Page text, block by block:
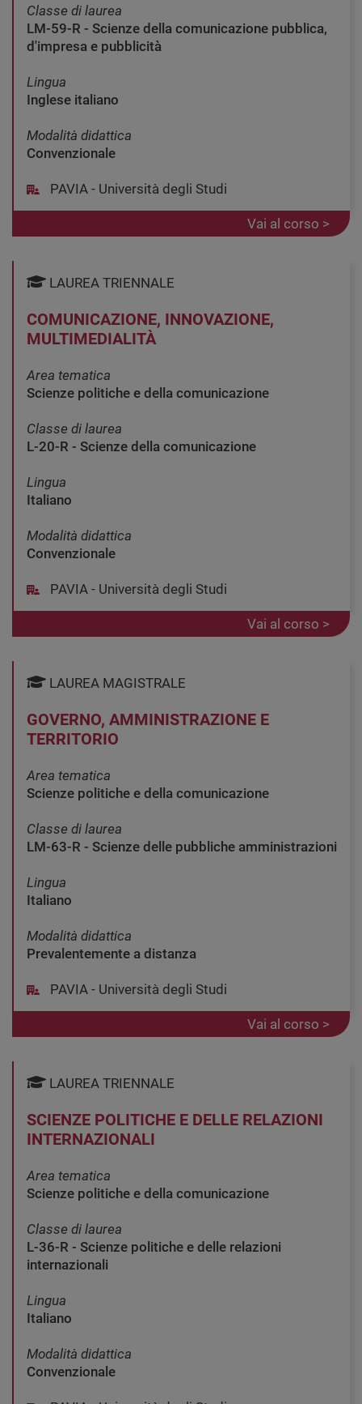
Classe di laurea
LM-59-R - Scienze della comunicazione pubblica,
d'impresa e pubblicità
Lingua
Inglese italiano
Modalità didattica
Convenzionale
PAVIA - Università degli Studi
Vai al corso >
LAUREA TRIENNALE
COMUNICAZIONE, INNOVAZIONE,
MULTIMEDIALITÀ
Area tematica
Scienze politiche e della comunicazione
Classe di laurea
L-20-R - Scienze della comunicazione
Lingua
Italiano
Modalità didattica
Convenzionale
PAVIA - Università degli Studi
Vai al corso >
LAUREA MAGISTRALE
GOVERNO, AMMINISTRAZIONE E
TERRITORIO
Area tematica
Scienze politiche e della comunicazione
Classe di laurea
LM-63-R - Scienze delle pubbliche amministrazioni
Lingua
Italiano
Modalità didattica
Prevalentemente a distanza
PAVIA - Università degli Studi
Vai al corso >
LAUREA TRIENNALE
SCIENZE POLITICHE E DELLE RELAZIONI
INTERNAZIONALI
Area tematica
Scienze politiche e della comunicazione
Classe di laurea
L-36-R - Scienze politiche e delle relazioni
internazionali
Lingua
Italiano
Modalità didattica
Convenzionale